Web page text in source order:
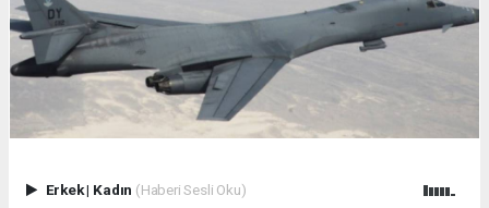
Erkek| Kadın (Haberi Sesli Oku)